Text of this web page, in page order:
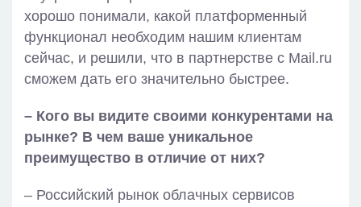
хорошо понимали, какой платформенный
функционал необходим нашим клиентам
сейчас, и решили, что в партнерстве с Mail.ru
сможем дать его значительно быстрее.
– Кого вы видите своими конкурентами на
рынке? В чем ваше уникальное
преимущество в отличие от них?
– Российский рынок облачных сервисов